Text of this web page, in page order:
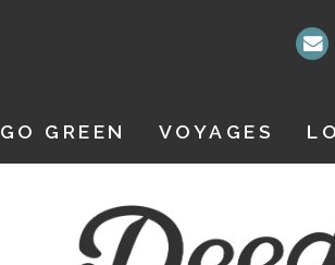
GO GREEN VOYAGES